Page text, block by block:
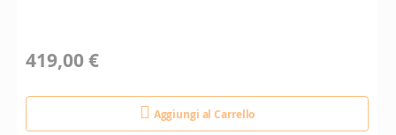
419,00 €
Aggiungi al Carrello